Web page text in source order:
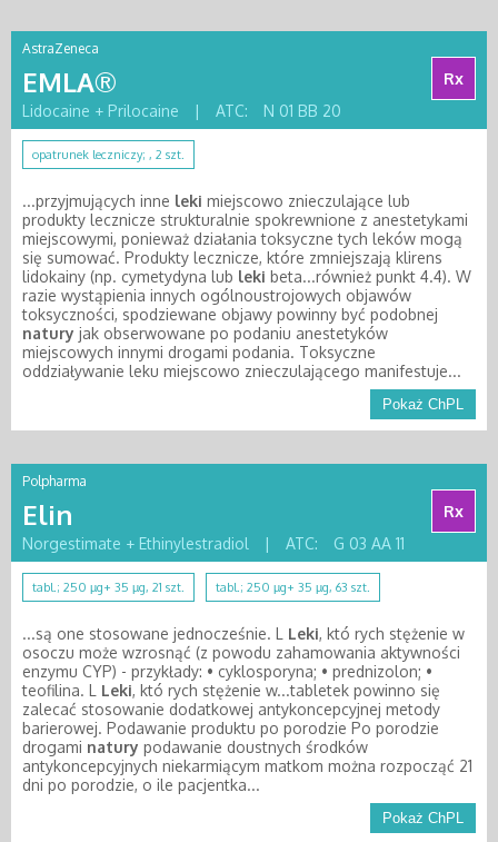
AstraZeneca
EMLA®
Rx
Lidocaine + Prilocaine
| ATC: N 01 BB 20
opatrunek leczniczy; , 2 szt.
...przyjmujących inne leki miejscowo znieczulające lub
produkty lecznicze strukturalnie spokrewnione z anestetykami
miejscowymi, ponieważ działania toksyczne tych leków mogą
się sumować. Produkty lecznicze, które zmniejszają klirens
lidokainy (np. cymetydyna lub leki beta...również punkt 4.4). W
razie wystąpienia innych ogólnoustrojowych objawów
toksyczności, spodziewane objawy powinny być podobnej
natury jak obserwowane po podaniu anestetyków
miejscowych innymi drogami podania. Toksyczne
oddziaływanie leku miejscowo znieczulającego manifestuje...
Pokaż ChPL
Polpharma
Elin
Rx
Norgestimate + Ethinylestradiol
| ATC: G 03 AA 11
tabl.; 250 µg+ 35 µg, 21 szt. tabl.; 250 µg+ 35 µg, 63 szt.
...są one stosowane jednocześnie. L Leki, któ rych stężenie w
osoczu może wzrosnąć (z powodu zahamowania aktywności
enzymu CYP) - przykłady: • cyklosporyna; • prednizolon; •
teofilina. L Leki, któ rych stężenie w...tabletek powinno się
zalecać stosowanie dodatkowej antykoncepcyjnej metody
barierowej. Podawanie produktu po porodzie Po porodzie
drogami natury podawanie doustnych środków
antykoncepcyjnych niekarmiącym matkom można rozpocząć 21
dni po porodzie, o ile pacjentka...
Pokaż ChPL